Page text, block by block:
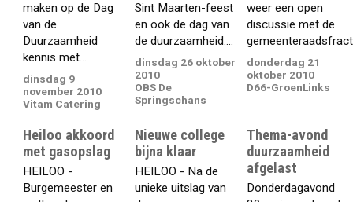
maken op de Dag
van de
Duurzaamheid
kennis met...
dinsdag 9
november 2010
Vitam Catering
Sint Maarten-feest
en ook de dag van
de duurzaamheid....
dinsdag 26 oktober
2010
OBS De
Springschans
weer een open
discussie met de
donderdag 21
oktober 2010
D66-GroenLinks
Heiloo akkoord
met gasopslag
HEILOO -
Burgemeester en
Nieuwe college
bijna klaar
HEILOO - Na de
unieke uitslag van
Thema-avond
duurzaamheid
afgelast
Donderdagavond